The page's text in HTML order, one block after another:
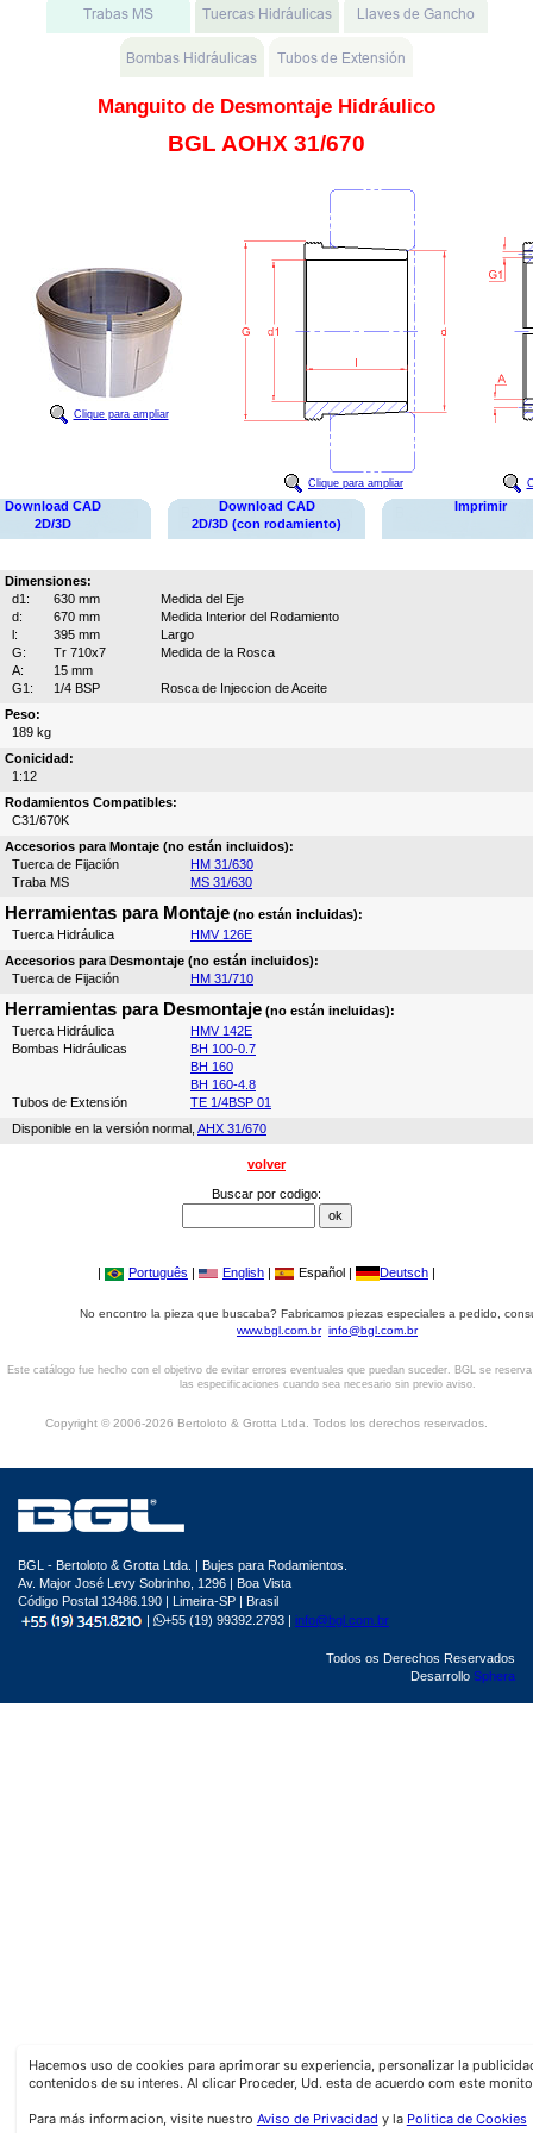
Manguito de Desmontaje Hidráulico
BGL AOHX 31/670
Clique para ampliar
Clique para ampliar
Download CAD
2D/3D
Download CAD
2D/3D (con rodamiento)
Imprimir
Dimensiones:
d1:
630 mm
Medida del Eje
d:
670 mm
Medida Interior del Rodamiento
l:
395 mm
Largo
G:
Tr 710x7
Medida de la Rosca
A:
15 mm
G1:
1/4 BSP
Rosca de Injeccion de Aceite
Peso:
189 kg
Conicidad:
1:12
Rodamientos Compatibles:
C31/670K
Accesorios para Montaje (no están incluidos):
Tuerca de Fijación
HM 31/630
Traba MS
MS 31/630
Herramientas para Montaje (no están incluidas):
Tuerca Hidráulica
HMV 126E
Accesorios para Desmontaje (no están incluidos):
Tuerca de Fijación
HM 31/710
Herramientas para Desmontaje (no están incluidas):
Tuerca Hidráulica
HMV 142E
Bombas Hidráulicas
BH 100-0.7
BH 160
BH 160-4.8
Tubos de Extensión
TE 1/4BSP 01
Disponible en la versión normal, AHX 31/670
volver
Buscar por codigo:
| Português | English | Español | Deutsch |
No encontro la pieza que buscaba? Fabricamos piezas especiales a pedido,
www.bgl.com.br info@bgl.com.br
Este catálogo fue hecho con el objetivo de evitar errores eventuales que puedan suceder. BGL se
las especificaciones cuando sea necesario sin previo aviso.
Copyright © 2006-2026 Bertoloto & Grotta Ltda. Todos los derechos reservados.
Hacemos uso de cookies para aprimorar su experiencia, personalizar la
contenidos de su interes. Al clicar Proceder, Ud. esta de acuerdo com este
Para más informacion, visite nuestro Aviso de Privacidad y la Politica de Cookies
BGL - Bertoloto & Grotta Ltda. | Bujes para Rodamientos.
Av. Major José Levy Sobrinho, 1296 | Boa Vista
Código Postal 13486.190 | Limeira-SP | Brasil
|
+55 (19) 99392.2793 | info@bgl.com.br
Todos os Derechos Reservados
Desarrollo Sphera